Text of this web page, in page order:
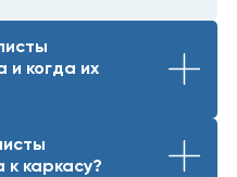
и когда их
к каркасу?